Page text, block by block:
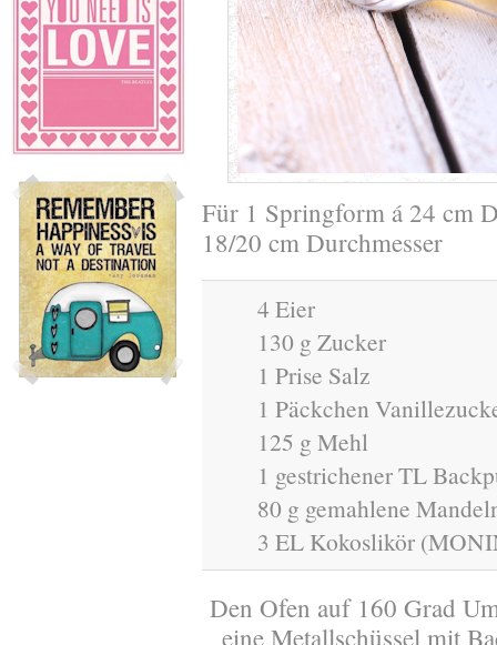
Für 1 Springform á 24 cm
18/20 cm Durchmesser
4 Eier
130 g Zucker
1 Prise Salz
1 Päckchen
125 g Mehl
1 gestrichener TL
80 g gemahlene
3 EL Kokoslikör
Den Ofen auf 160 Grad
eine Metallschüssel mit